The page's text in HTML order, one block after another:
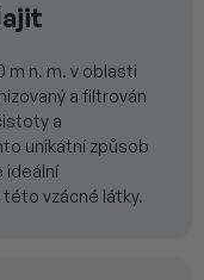
m n. m. v oblasti
a filtrován
a
unikátní způsob
ideální
vzácné látky.